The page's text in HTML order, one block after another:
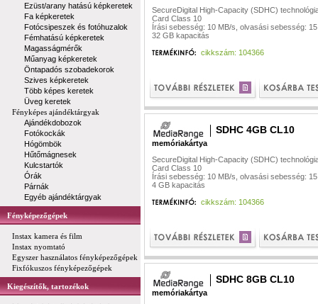
Ezüst/arany hatású képkeretek
Fa képkeretek
Fotócsipeszek és fotóhuzalok
Fémhatású képkeretek
Magasságmérők
Műanyag képkeretek
Öntapadós szobadekorok
Szives képkeretek
Több képes keretek
Üveg keretek
Fényképes ajándéktárgyak
Ajándékdobozok
Fotókockák
Hógömbök
Hűtőmágnesek
Kulcstartók
Órák
Párnák
Egyéb ajándéktárgyak
Fényképezőgépek
Instax kamera és film
Instax nyomtató
Egyszer használatos fényképezőgépek
Fixfókuszos fényképezőgépek
Kiegészítők, tartozékok
SecureDigital High-Capacity (SDHC)
Card Class 10
Írási sebesség: 10 MB/s, olvasási sebesség:
32 GB kapacitás
cikkszám: 104366
SDHC 4GB CL10
memóriakártya
SecureDigital High-Capacity (SDHC)
Card Class 10
Írási sebesség: 10 MB/s, olvasási sebesség:
4 GB kapacitás
cikkszám: 104366
SDHC 8GB CL10
memóriakártya